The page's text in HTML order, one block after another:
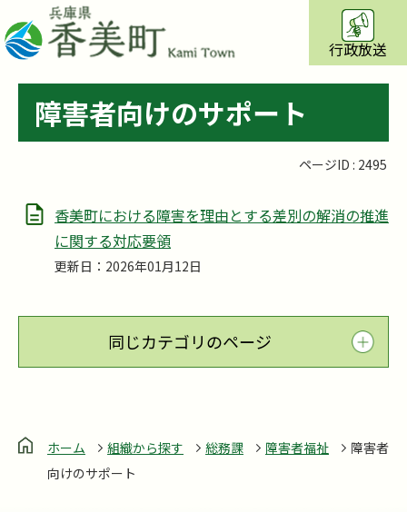
行政放送
障害者向けのサポート
ページID : 2495
香美町における障害を理由とする差別の解消の推進
に関する対応要領
更新日：2026年01月12日
同じカテゴリのページ
ホーム 組織から探す 総務課 障害者福祉
障害者
向けのサポート